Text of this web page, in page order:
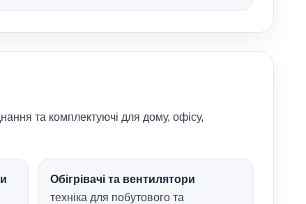
та комплектуючі для дому, офісу,
Обігрівачі та вентилятори
техніка для побутового та